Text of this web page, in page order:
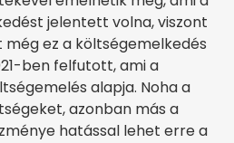
jelentett volna, viszont
ez a költségemelkedés
ben felfutott, ami a
alapja. Noha a
azonban más a
hatással lehet erre a